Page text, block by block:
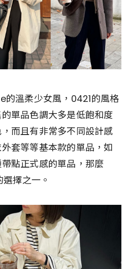
溫柔少女風，0421的風格
單品色調大多是低飽和度
而且有非常多不同設計感
套等等基本款的單品，如
點正式感的單品，那麼
擇之一。